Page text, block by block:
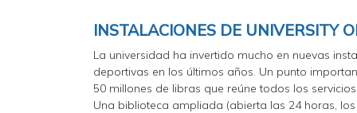
INSTALACIONES DE UNIVERSITY
La universidad ha invertido mucho en nuevas
deportivas en los últimos años. Un punto
50 millones de libras que reúne todos los
Una biblioteca ampliada (abierta las 24 horas,